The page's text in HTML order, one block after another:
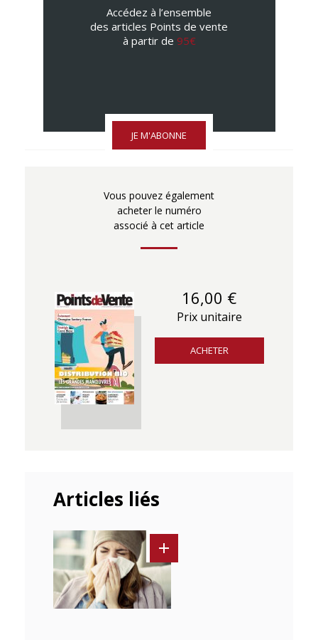
Accédez à l’ensemble
des articles Points de vente
à partir de 95€
JE M'ABONNE
Vous pouvez également
acheter le numéro
associé à cet article
16,00 €
Prix unitaire
ACHETER
Articles liés